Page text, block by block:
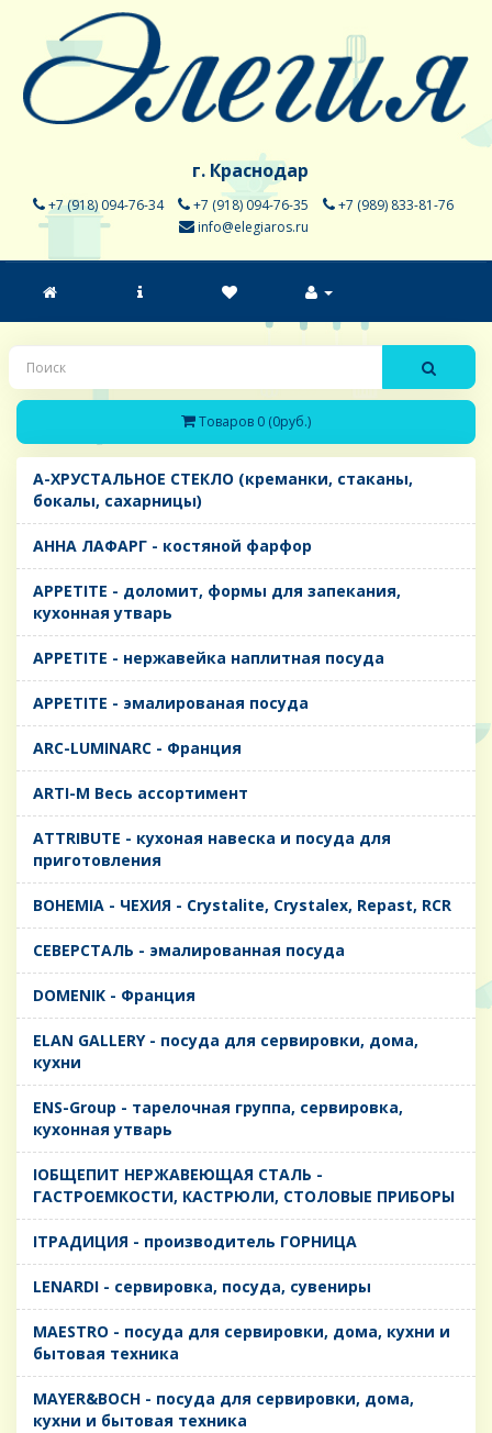
г. Краснодар
+7 (918) 094-76-34 +7 (918) 094-76-35
+7 (989) 833-81-76
info@elegiaros.ru
Товаров 0 (0руб.)
A-ХРУСТАЛЬНОЕ СТЕКЛО (креманки, стаканы,
бокалы, сахарницы)
AHHA ЛАФАРГ - костяной фарфор
APPETITE - доломит, формы для запекания,
кухонная утварь
APPETITE - нержавейка наплитная посуда
APPETITE - эмалированая посуда
ARC-LUMINARC - Франция
ARTI-M Весь ассортимент
ATTRIBUTE - кухоная навеска и посуда для
приготовления
BOHEMIA - ЧЕХИЯ - Crystalite, Crystalex, Repast, RCR
CЕВЕРСТАЛЬ - эмалированная посуда
DOMENIK - Франция
ELAN GALLERY - посуда для сервировки, дома,
кухни
ENS-Group - тарелочная группа, сервировка,
кухонная утварь
IОБЩЕПИТ НЕРЖАВЕЮЩАЯ СТАЛЬ -
ГАСТРОЕМКОСТИ, КАСТРЮЛИ, СТОЛОВЫЕ ПРИБОРЫ
IТРАДИЦИЯ - производитель ГОРНИЦА
LENARDI - сервировка, посуда, сувениры
MAESTRO - посуда для сервировки, дома, кухни и
бытовая техника
MAYER&BOCH - посуда для сервировки, дома,
кухни и бытовая техника